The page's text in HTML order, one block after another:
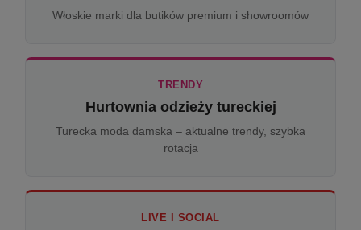
Włoskie marki dla butików premium i showroomów
TRENDY
Hurtownia odzieży tureckiej
Turecka moda damska – aktualne trendy, szybka
rotacja
LIVE I SOCIAL